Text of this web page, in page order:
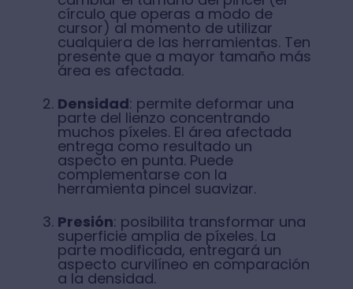
círculo que operas a modo de
cursor) al momento de utilizar
cualquiera de las herramientas. Ten
presente que a mayor tamaño más
área es afectada.
Densidad: permite deformar una
parte del lienzo concentrando
muchos píxeles. El área afectada
entrega como resultado un
aspecto en punta. Puede
complementarse con la
herramienta pincel suavizar.
Presión: posibilita transformar una
superficie amplia de píxeles. La
parte modificada, entregará un
aspecto curvilíneo en comparación
a la densidad.